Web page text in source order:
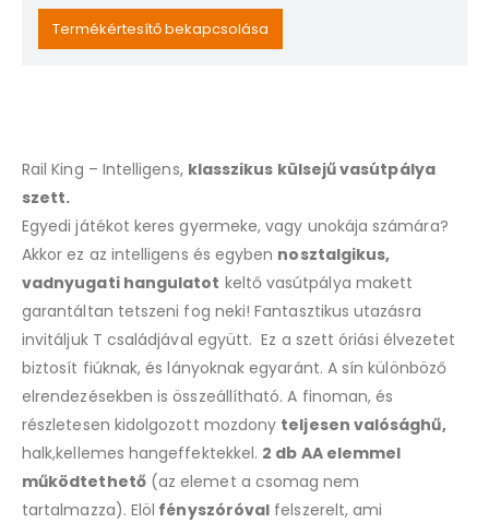
email
address
for
this
product
Termékértesítő bekapcsolása
Rail King – Intelligens, klasszikus külsejű vasútpálya
szett.
Egyedi játékot keres gyermeke, vagy unokája számára?
Akkor ez az intelligens és egyben nosztalgikus,
vadnyugati hangulatot keltő vasútpálya makett
garantáltan tetszeni fog neki! Fantasztikus utazásra
invitáljuk T családjával együtt. Ez a szett óriási élvezetet
biztosít fiúknak, és lányoknak egyaránt. A sín különböző
elrendezésekben is összeállítható. A finoman, és
részletesen kidolgozott mozdony teljesen valósághű,
halk,kellemes hangeffektekkel. 2 db AA elemmel
működtethető(az elemet a csomag nem
tartalmazza). Elöl fényszóróval felszerelt, ami